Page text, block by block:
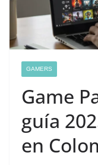
GAMERS
Game
guía
en